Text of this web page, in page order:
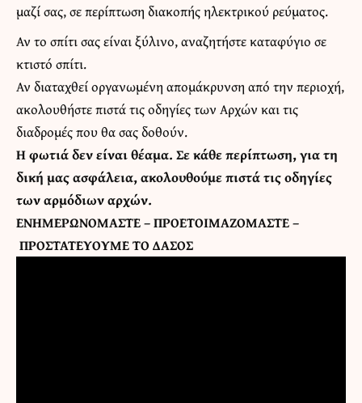
μαζί σας, σε περίπτωση διακοπής ηλεκτρικού ρεύματος.
Αν το σπίτι σας είναι ξύλινο, αναζητήστε καταφύγιο σε
κτιστό σπίτι.
Αν διαταχθεί οργανωμένη απομάκρυνση από την περιοχή,
ακολουθήστε πιστά τις οδηγίες των Αρχών και τις
διαδρομές που θα σας δοθούν.
Η φωτιά δεν είναι θέαμα. Σε κάθε περίπτωση, για τη
δική μας ασφάλεια, ακολουθούμε πιστά τις οδηγίες
των αρμόδιων αρχών.
ΕΝΗΜΕΡΩΝΟΜΑΣΤΕ – ΠΡΟΕΤΟΙΜΑΖΟΜΑΣΤΕ –
ΠΡΟΣΤΑΤΕΥΟΥΜΕ ΤΟ ΔΑΣΟΣ